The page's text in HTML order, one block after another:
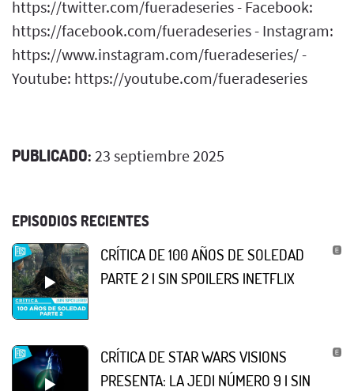
https://twitter.com/fueradeseries - Facebook:
https://facebook.com/fueradeseries - Instagram:
https://www.instagram.com/fueradeseries/ -
Youtube: https://youtube.com/fueradeseries
PUBLICADO: 23 septiembre 2025
EPISODIOS RECIENTES
CRÍTICA DE 100 AÑOS DE SOLEDAD
PARTE 2 | SIN SPOILERS |NETFLIX
CRÍTICA DE STAR WARS VISIONS
PRESENTA: LA JEDI NÚMERO 9 | SIN